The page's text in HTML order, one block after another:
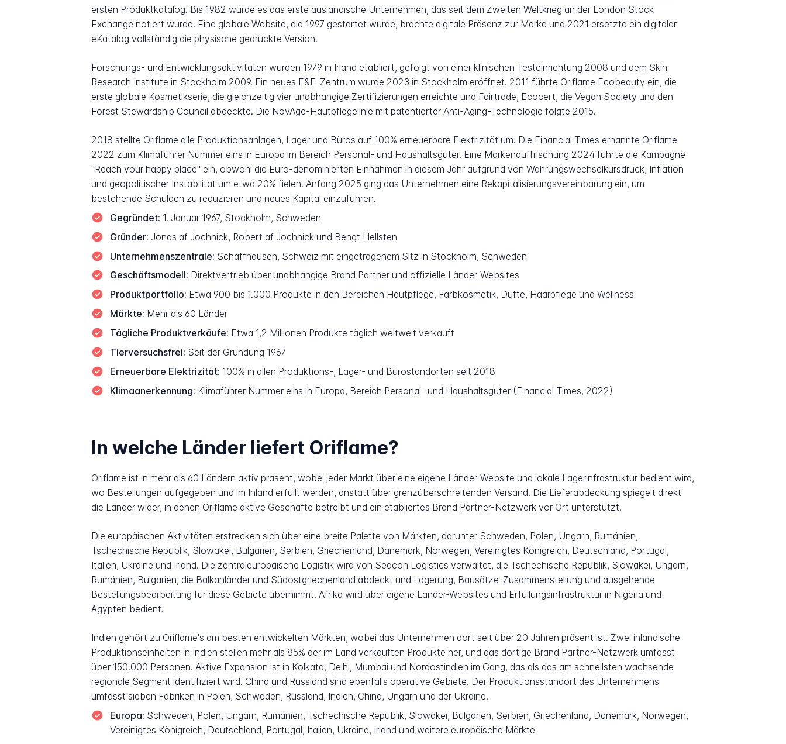
ersten Produktkatalog. Bis 1982 wurde es das erste ausländische Unternehmen, das seit dem Zweiten Weltkrieg an der London Stock
Exchange notiert wurde. Eine globale Website, die 1997 gestartet wurde, brachte digitale Präsenz zur Marke und 2021 ersetzte ein digitaler
eKatalog vollständig die physische gedruckte Version.
Forschungs- und Entwicklungsaktivitäten wurden 1979 in Irland etabliert, gefolgt von einer klinischen Testeinrichtung 2008 und dem Skin
Research Institute in Stockholm 2009. Ein neues F&E-Zentrum wurde 2023 in Stockholm eröffnet. 2011 führte Oriflame Ecobeauty ein, die
erste globale Kosmetikserie, die gleichzeitig vier unabhängige Zertifizierungen erreichte und Fairtrade, Ecocert, die Vegan Society und den
Forest Stewardship Council abdeckte. Die NovAge-Hautpflegelinie mit patentierter Anti-Aging-Technologie folgte 2015.
2018 stellte Oriflame alle Produktionsanlagen, Lager und Büros auf 100% erneuerbare Elektrizität um. Die Financial Times ernannte Oriflame
2022 zum Klimaführer Nummer eins in Europa im Bereich Personal- und Haushaltsgüter. Eine Markenauffrischung 2024 führte die Kampagne
"Reach your happy place" ein, obwohl die Euro-denominierten Einnahmen in diesem Jahr aufgrund von Währungswechselkursdruck, Inflation
und geopolitischer Instabilität um etwa 20% fielen. Anfang 2025 ging das Unternehmen eine Rekapitalisierungsvereinbarung ein, um
bestehende Schulden zu reduzieren und neues Kapital einzuführen.
Gegründet: 1. Januar 1967, Stockholm, Schweden
Gründer: Jonas af Jochnick, Robert af Jochnick und Bengt Hellsten
Unternehmenszentrale: Schaffhausen, Schweiz mit eingetragenem Sitz in Stockholm, Schweden
Geschäftsmodell: Direktvertrieb über unabhängige Brand Partner und offizielle Länder-Websites
Produktportfolio: Etwa 900 bis 1.000 Produkte in den Bereichen Hautpflege, Farbkosmetik, Düfte, Haarpflege und Wellness
Märkte: Mehr als 60 Länder
Tägliche Produktverkäufe: Etwa 1,2 Millionen Produkte täglich weltweit verkauft
Tierversuchsfrei: Seit der Gründung 1967
Erneuerbare Elektrizität: 100% in allen Produktions-, Lager- und Bürostandorten seit 2018
Klimaanerkennung: Klimaführer Nummer eins in Europa, Bereich Personal- und Haushaltsgüter (Financial Times, 2022)
In welche Länder liefert Oriflame?
Oriflame ist in mehr als 60 Ländern aktiv präsent, wobei jeder Markt über eine eigene Länder-Website und lokale Lagerinfrastruktur bedient wird,
wo Bestellungen aufgegeben und im Inland erfüllt werden, anstatt über grenzüberschreitenden Versand. Die Lieferabdeckung spiegelt direkt
die Länder wider, in denen Oriflame aktive Geschäfte betreibt und ein etabliertes Brand Partner-Netzwerk vor Ort unterstützt.
Die europäischen Aktivitäten erstrecken sich über eine breite Palette von Märkten, darunter Schweden, Polen, Ungarn, Rumänien,
Tschechische Republik, Slowakei, Bulgarien, Serbien, Griechenland, Dänemark, Norwegen, Vereinigtes Königreich, Deutschland, Portugal,
Italien, Ukraine und Irland. Die zentraleuropäische Logistik wird von Seacon Logistics verwaltet, die Tschechische Republik, Slowakei, Ungarn,
Rumänien, Bulgarien, die Balkanländer und Südostgriechenland abdeckt und Lagerung, Bausätze-Zusammenstellung und ausgehende
Bestellungsbearbeitung für diese Gebiete übernimmt. Afrika wird über eigene Länder-Websites und Erfüllungsinfrastruktur in Nigeria und
Ägypten bedient.
Indien gehört zu Oriflame's am besten entwickelten Märkten, wobei das Unternehmen dort seit über 20 Jahren präsent ist. Zwei inländische
Produktionseinheiten in Indien stellen mehr als 85% der im Land verkauften Produkte her, und das dortige Brand Partner-Netzwerk umfasst
über 150.000 Personen. Aktive Expansion ist in Kolkata, Delhi, Mumbai und Nordostindien im Gang, das als das am schnellsten wachsende
regionale Segment identifiziert wird. China und Russland sind ebenfalls operative Gebiete. Der Produktionsstandort des Unternehmens
umfasst sieben Fabriken in Polen, Schweden, Russland, Indien, China, Ungarn und der Ukraine.
Europa: Schweden, Polen, Ungarn, Rumänien, Tschechische Republik, Slowakei, Bulgarien, Serbien, Griechenland, Dänemark, Norwegen,
Vereinigtes Königreich, Deutschland, Portugal, Italien, Ukraine, Irland und weitere europäische Märkte